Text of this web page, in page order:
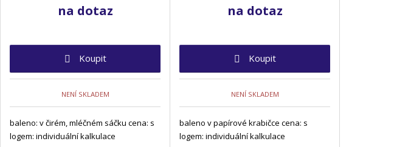
na dotaz
Koupit
NENÍ SKLADEM
baleno: v čirém, mléčném sáčku cena: s
logem: individuální kalkulace
na dotaz
Koupit
NENÍ SKLADEM
baleno v papírové krabičce cena: s
logem: individuální kalkulace